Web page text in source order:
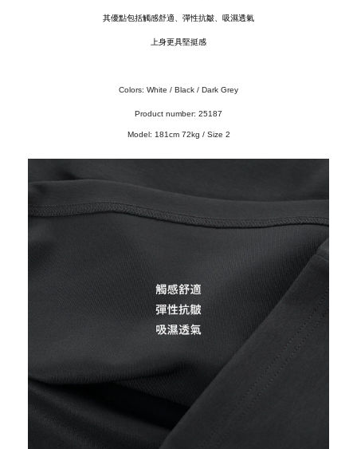
其優點包括觸感舒適、彈性抗皺、 吸濕透氣
上身更具堅挺感
Colors: White / Black / Dark Grey
Product number: 25187
Model: 181cm 72kg / Size 2